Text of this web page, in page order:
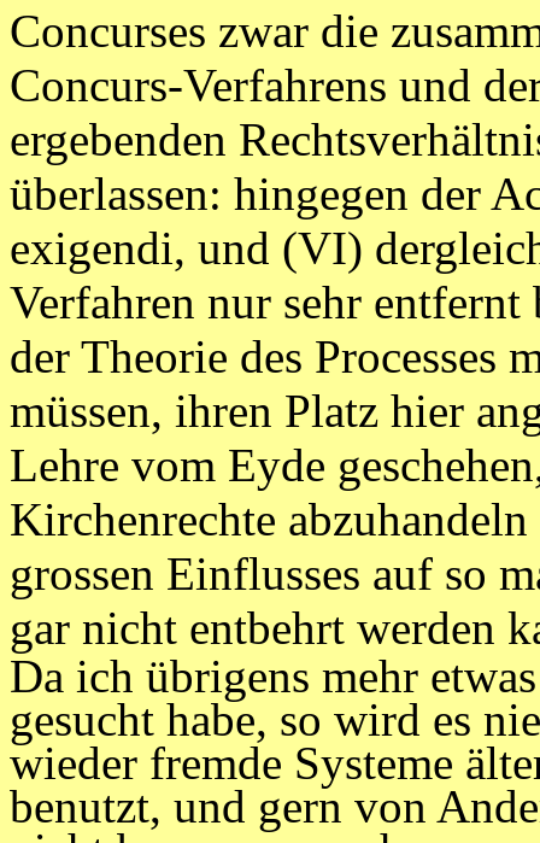
Concurses zwar die
Concurs-Verfahrens und
ergebenden
überlassen: hingegen der
exigendi, und (VI)
Verfahren nur sehr
der Theorie des Processes
müssen, ihren Platz hier
Lehre vom Eyde
Kirchenrechte
grossen Einflusses auf so
gar nicht entbehrt werden
Da ich übrigens mehr
gesucht habe, so wird es
wieder fremde Systeme
benutzt, und gern von